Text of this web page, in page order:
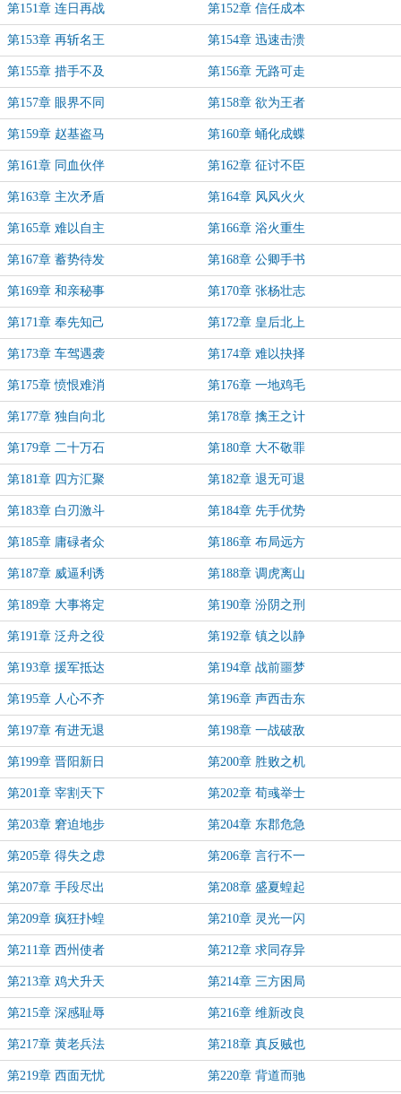
第151章 连日再战 第152章 信任成本
第153章 再斩名王 第154章 迅速击溃
第155章 措手不及 第156章 无路可走
第157章 眼界不同 第158章 欲为王者
第159章 赵基盗马 第160章 蛹化成蝶
第161章 同血伙伴 第162章 征讨不臣
第163章 主次矛盾 第164章 风风火火
第165章 难以自主 第166章 浴火重生
第167章 蓄势待发 第168章 公卿手书
第169章 和亲秘事 第170章 张杨壮志
第171章 奉先知己 第172章 皇后北上
第173章 车驾遇袭 第174章 难以抉择
第175章 愤恨难消 第176章 一地鸡毛
第177章 独自向北 第178章 擒王之计
第179章 二十万石 第180章 大不敬罪
第181章 四方汇聚 第182章 退无可退
第183章 白刃激斗 第184章 先手优势
第185章 庸碌者众 第186章 布局远方
第187章 威逼利诱 第188章 调虎离山
第189章 大事将定 第190章 汾阴之刑
第191章 泛舟之役 第192章 镇之以静
第193章 援军抵达 第194章 战前噩梦
第195章 人心不齐 第196章 声西击东
第197章 有进无退 第198章 一战破敌
第199章 晋阳新日 第200章 胜败之机
第201章 宰割天下 第202章 荀彧举士
第203章 窘迫地步 第204章 东郡危急
第205章 得失之虑 第206章 言行不一
第207章 手段尽出 第208章 盛夏蝗起
第209章 疯狂扑蝗 第210章 灵光一闪
第211章 西州使者 第212章 求同存异
第213章 鸡犬升天 第214章 三方困局
第215章 深感耻辱 第216章 维新改良
第217章 黄老兵法 第218章 真反贼也
第219章 西面无忧 第220章 背道而驰